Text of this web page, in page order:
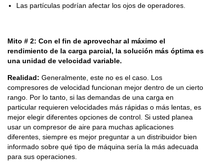
Las partículas podrían afectar los ojos de operadores.
Mito # 2: Con el fin de aprovechar al máximo el
rendimiento de la carga parcial, la solución más óptima es
una unidad de velocidad variable.
Realidad: Generalmente, este no es el caso. Los
compresores de velocidad funcionan mejor dentro de un cierto
rango. Por lo tanto, si las demandas de una carga en
particular requieren velocidades más rápidas o más lentas, es
mejor elegir diferentes opciones de control. Si usted planea
usar un compresor de aire para muchas aplicaciones
diferentes, siempre es mejor preguntar a un distribuidor bien
informado sobre qué tipo de máquina sería la más adecuada
para sus operaciones.